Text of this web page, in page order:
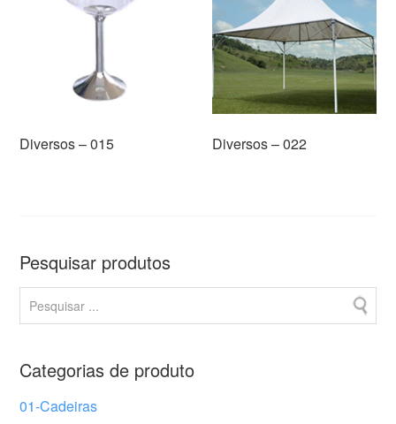
Diversos – 015 Diversos – 022
Pesquisar produtos
Categorias de produto
01-Cadeiras